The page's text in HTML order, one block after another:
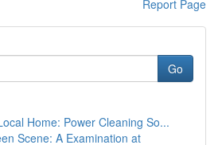
Report Page
Go
Home: Power Cleaning So...
Scene: A Examination at